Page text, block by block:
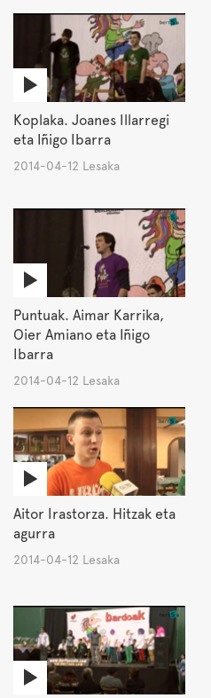
Koplaka. Joanes Illarregi
eta Iñigo Ibarra
2014-04-12 Lesaka
Puntuak. Aimar Karrika,
Oier Amiano eta Iñigo
Ibarra
2014-04-12 Lesaka
Aitor Irastorza. Hitzak eta
agurra
2014-04-12 Lesaka